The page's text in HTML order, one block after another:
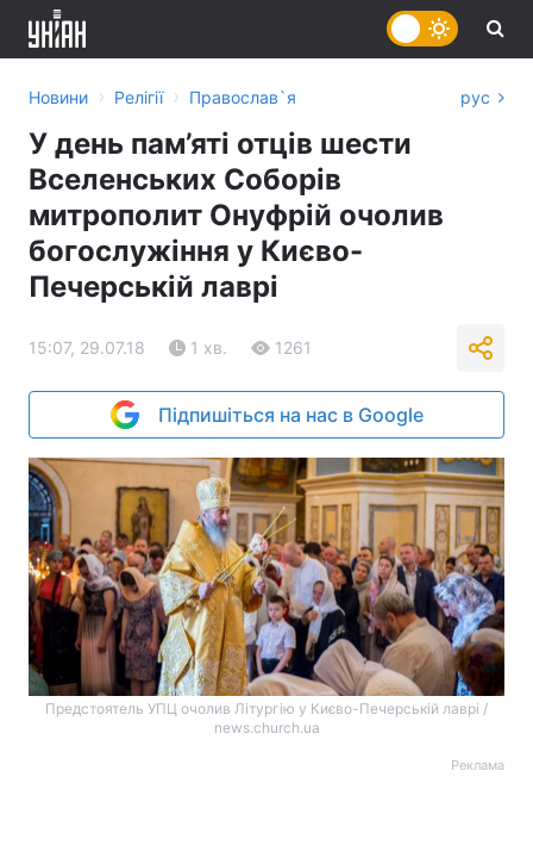
Новини › Релігії › Православ`я рус
У день пам’яті отців шести
Вселенських Соборів
митрополит Онуфрій очолив
богослужіння у Києво-
Печерській лаврі
15:07, 29.07.18 1 хв. 1261
Підпишіться на нас в Google
Предстоятель УПЦ очолив Літургію у Києво-Печерській лаврі /
news.church.ua
Реклама